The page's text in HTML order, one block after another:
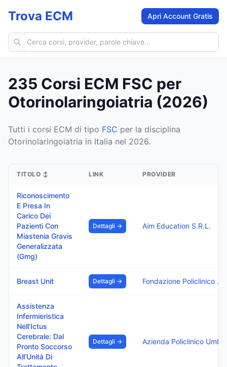
Trova ECM Apri Account Gratis
Cerca corsi ECM
235 Corsi ECM FSC per
Otorinolaringoiatria (2026)
Tutti i corsi ECM di tipo FSC per la disciplina
Otorinolaringoiatria in Italia nel 2026.
TITOLO ↕ LINK PROVIDER
Riconoscimento
E Presa In
Carico Dei
Pazienti Con
Miastenia Gravis
Generalizzata
(Gmg)
Dettagli → Aim Education S.R.L.
Breast Unit Dettagli → Fondazione Policlinico Di Monza
Assistenza
Infermieristica
Nell’Ictus
Cerebrale: Dal
Pronto Soccorso
All’Unità Di
Dettagli →